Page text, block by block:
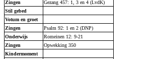
Zingen
Gezang 457: 1, 3 en 4 (LvdK)
Stil gebed
Votum en groet
Zingen
Psalm 92: 1 en 2 (DNP)
Onderwijs
Romeinen 12: 9-21
Zingen
Opwekking 350
Kindermoment